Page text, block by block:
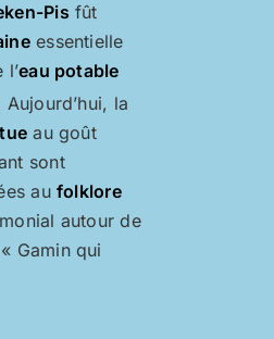
Pis fût
essentielle
l’eau potable
Aujourd’hui, la
au goût
sont
au folklore
autour de
Gamin qui